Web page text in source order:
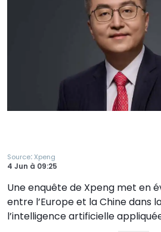
Source:Xpeng
4 Jun à 09:25
Une enquête de Xpeng met en
entre l’Europe et la Chine dans
l’intelligence artificielle